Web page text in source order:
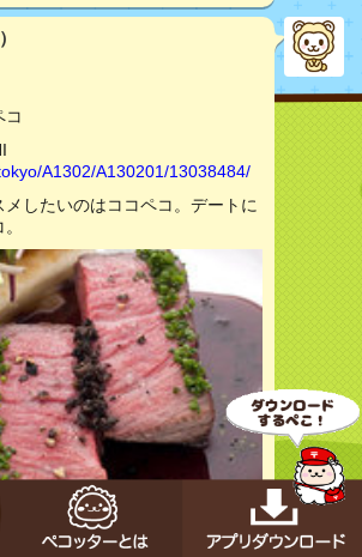
コ
A1302/A130201/13038484/
したいのはココペコ。デートに